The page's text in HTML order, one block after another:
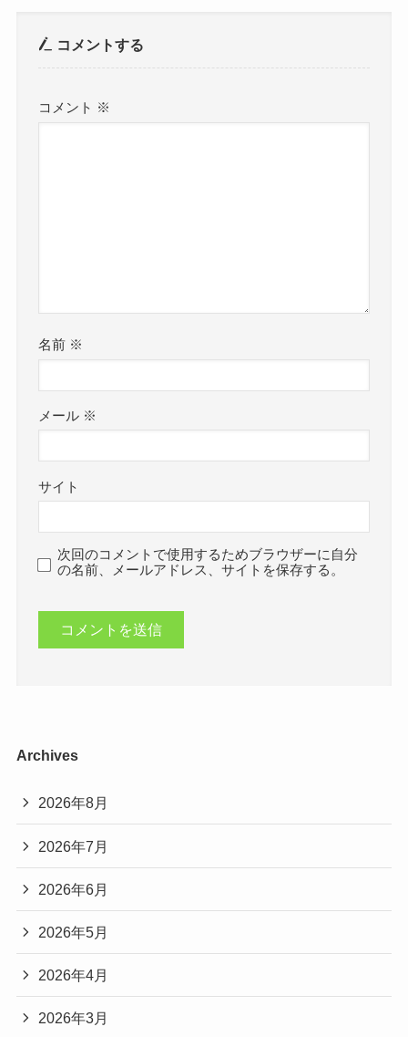
コメントする
コメント ※
名前 ※
メール ※
サイト
次回のコメントで使用するためブラウザーに自分
の名前、メールアドレス、サイトを保存する。
Archives
2026年8月
2026年7月
2026年6月
2026年5月
2026年4月
2026年3月